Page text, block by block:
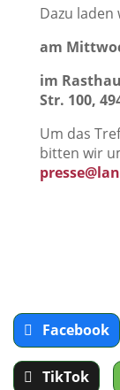
Dazu laden
am
im
Str. 100,
Um das
bitten wir
Facebook
TikTok